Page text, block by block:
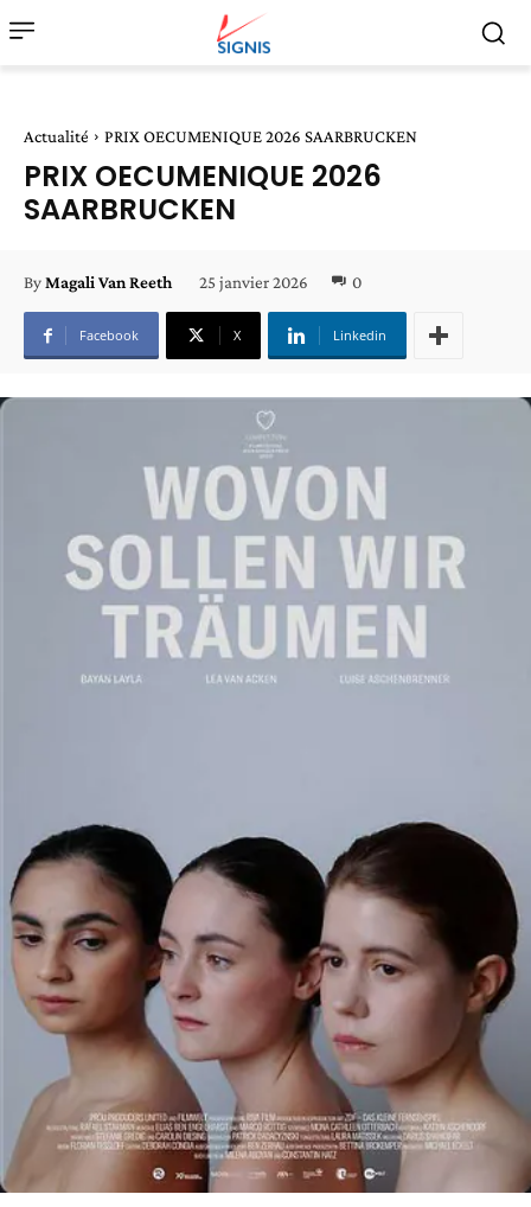
Actualité PRIX OECUMENIQUE 2026 SAARBRUCKEN
PRIX OECUMENIQUE 2026
SAARBRUCKEN
ByMagali Van Reeth 25 janvier 2026 0
Facebook X Linkedin